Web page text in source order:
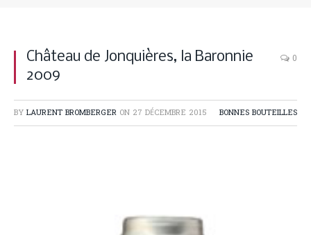
Château de Jonquières, la Baronnie
2009
0
BY LAURENT BROMBERGER ON 27 DÉCEMBRE 2015 BONNES BOUTEILLES